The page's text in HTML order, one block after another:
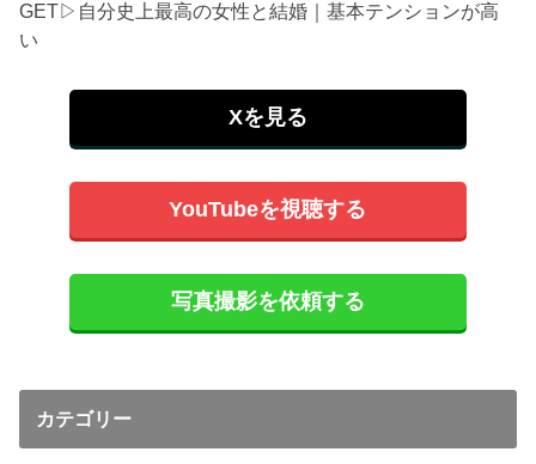
GET▷自分史上最高の女性と結婚｜基本テンションが高
い
Xを見る
YouTubeを視聴する
写真撮影を依頼する
カテゴリー